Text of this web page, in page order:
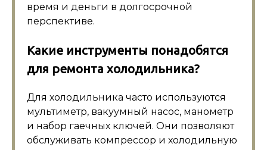
время и деньги в долгосрочной
перспективе.
Какие инструменты понадобятся
для ремонта холодильника?
Для холодильника часто используются
мультиметр, вакуумный насос, манометр
и набор гаечных ключей. Они позволяют
обслуживать компрессор и холодильную